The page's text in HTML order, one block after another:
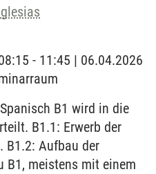
- 11:45 | 06.04.2026
B1 wird in die
B1.1: Erwerb der
B1.2: Aufbau der
B1, meistens mit einem